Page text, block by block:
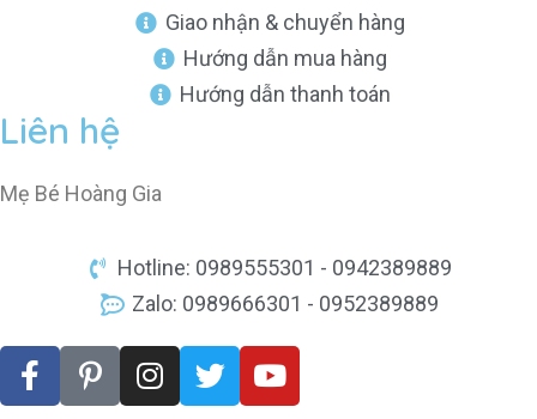
Giao nhận & chuyển hàng
Hướng dẫn mua hàng
Hướng dẫn thanh toán
Liên hệ
Mẹ Bé Hoàng Gia
Hotline: 0989555301 - 0942389889
Zalo: 0989666301 - 0952389889